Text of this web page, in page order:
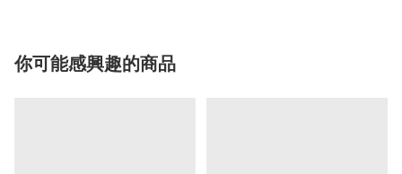
你可能感興趣的商品